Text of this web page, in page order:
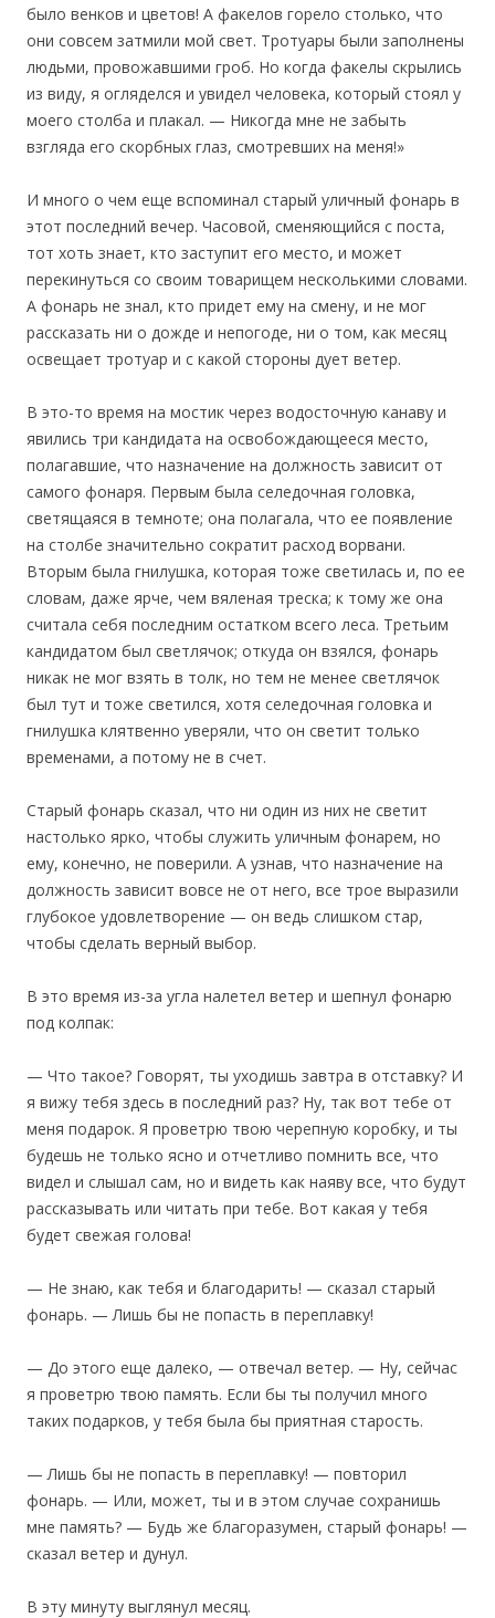
было венков и цветов! А факелов горело столько, что
они совсем затмили мой свет. Тротуары были заполнены
людьми, провожавшими гроб. Но когда факелы скрылись
из виду, я огляделся и увидел человека, который стоял у
моего столба и плакал. — Никогда мне не забыть
взгляда его скорбных глаз, смотревших на меня!»
И много о чем еще вспоминал старый уличный фонарь в
этот последний вечер. Часовой, сменяющийся с поста,
тот хоть знает, кто заступит его место, и может
перекинуться со своим товарищем несколькими словами.
А фонарь не знал, кто придет ему на смену, и не мог
рассказать ни о дожде и непогоде, ни о том, как месяц
освещает тротуар и с какой стороны дует ветер.
В это-то время на мостик через водосточную канаву и
явились три кандидата на освобождающееся место,
полагавшие, что назначение на должность зависит от
самого фонаря. Первым была селедочная головка,
светящаяся в темноте; она полагала, что ее появление
на столбе значительно сократит расход ворвани.
Вторым была гнилушка, которая тоже светилась и, по ее
словам, даже ярче, чем вяленая треска; к тому же она
считала себя последним остатком всего леса. Третьим
кандидатом был светлячок; откуда он взялся, фонарь
никак не мог взять в толк, но тем не менее светлячок
был тут и тоже светился, хотя селедочная головка и
гнилушка клятвенно уверяли, что он светит только
временами, а потому не в счет.
Старый фонарь сказал, что ни один из них не светит
настолько ярко, чтобы служить уличным фонарем, но
ему, конечно, не поверили. А узнав, что назначение на
должность зависит вовсе не от него, все трое выразили
глубокое удовлетворение — он ведь слишком стар,
чтобы сделать верный выбор.
В это время из-за угла налетел ветер и шепнул фонарю
под колпак:
— Что такое? Говорят, ты уходишь завтра в отставку? И
я вижу тебя здесь в последний раз? Ну, так вот тебе от
меня подарок. Я проветрю твою черепную коробку, и ты
будешь не только ясно и отчетливо помнить все, что
видел и слышал сам, но и видеть как наяву все, что будут
рассказывать или читать при тебе. Вот какая у тебя
будет свежая голова!
— Не знаю, как тебя и благодарить! — сказал старый
фонарь. — Лишь бы не попасть в переплавку!
— До этого еще далеко, — отвечал ветер. — Ну, сейчас
я проветрю твою память. Если бы ты получил много
таких подарков, у тебя была бы приятная старость.
— Лишь бы не попасть в переплавку! — повторил
фонарь. — Или, может, ты и в этом случае сохранишь
мне память? — Будь же благоразумен, старый фонарь! —
сказал ветер и дунул.
В эту минуту выглянул месяц.